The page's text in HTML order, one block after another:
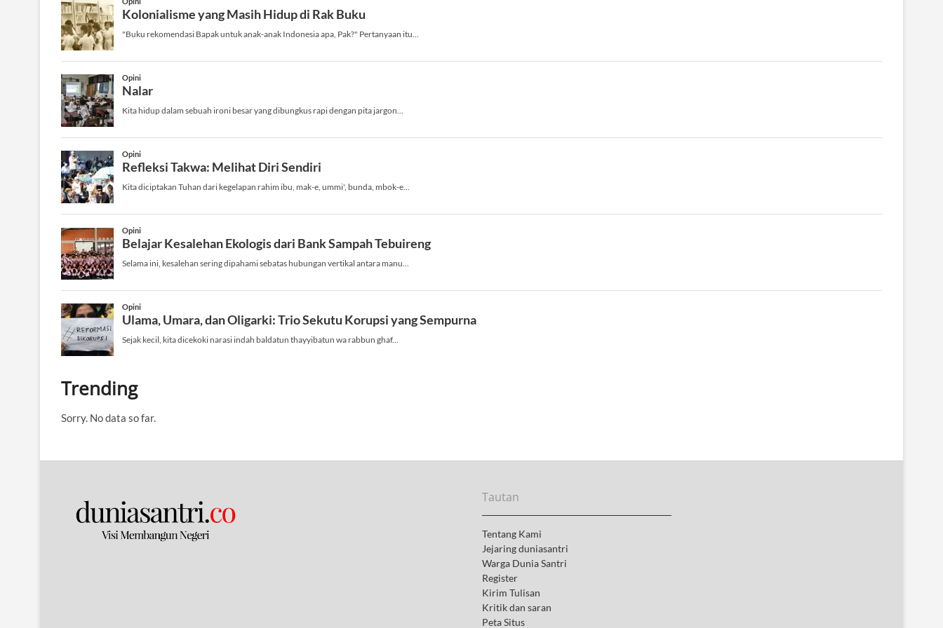
Trending
Sorry. No data so far.
Tautan
Tentang Kami
Jejaring duniasantri
Warga Dunia Santri
Register
Kirim Tulisan
Kritik dan saran
Peta Situs